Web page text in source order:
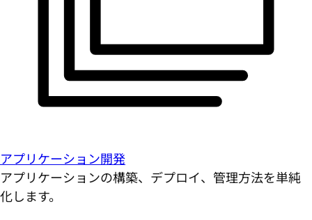
アプリケーション開発
アプリケーションの構築、デプロイ、管理方法を単純
化します。